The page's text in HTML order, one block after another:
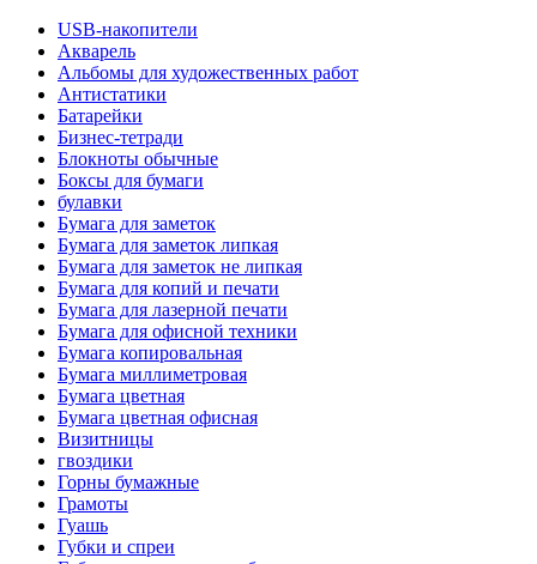
USB-накопители
Акварель
Альбомы для художественных работ
Антистатики
Батарейки
Бизнес-тетради
Блокноты обычные
Боксы для бумаги
булавки
Бумага для заметок
Бумага для заметок липкая
Бумага для заметок не липкая
Бумага для копий и печати
Бумага для лазерной печати
Бумага для офисной техники
Бумага копировальная
Бумага миллиметровая
Бумага цветная
Бумага цветная офисная
Визитницы
гвоздики
Горны бумажные
Грамоты
Гуашь
Губки и спреи